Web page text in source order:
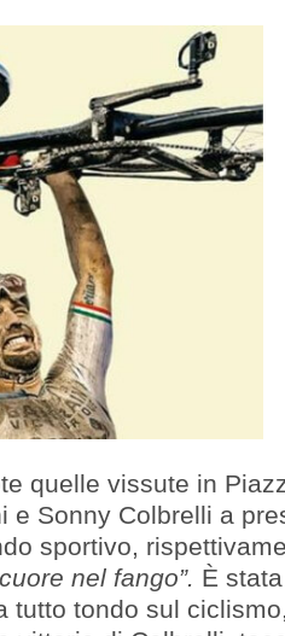
quelle vissute in
e Sonny Colbrelli a
sportivo,
nel fango”. È
tutto tondo sul